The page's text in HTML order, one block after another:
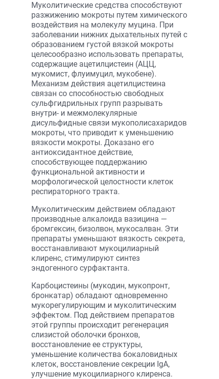
Муколитические средства способствуют
разжижению мокроты путем химического
воздействия на молекулу муцина. При
заболевании нижних дыхательных путей с
образованием густой вязкой мокроты
целесообразно использовать препараты,
содержащие ацетилцистеин (АЦЦ,
мукомист, флуимуцил, мукобене).
Механизм действия ацетилцистеина
связан со способностью свободных
сульфгидрильных групп разрывать
внутри- и межмолекулярные
дисульфидные связи мукополисахаридов
мокроты, что приводит к уменьшению
вязкости мокроты. Доказано его
антиоксидантное действие,
способствующее поддержанию
функциональной активности и
морфологической целостности клеток
респираторного тракта.
Муколитическим действием обладают
производные алкалоида вазицина —
бромгексин, бизолвон, мукосалван. Эти
препараты уменьшают вязкость секрета,
восстанавливают мукоцилиарный
клиренс, стимулируют синтез
эндогенного сурфактанта.
Карбоцистеины (мукодин, мукопронт,
бронкатар) обладают одновременно
мукорегулирующим и муколитическим
эффектом. Под действием препаратов
этой группы происходит регенерация
слизистой оболочки бронхов,
восстановление ее структуры,
уменьшение количества бокаловидных
клеток, восстановление секреции IgA,
улучшение мукоцилиарного клиренса.